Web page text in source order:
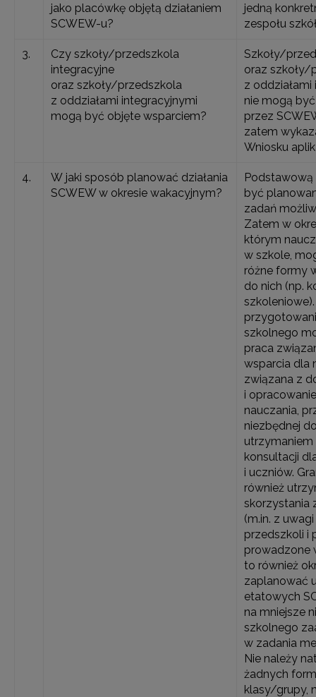
jako placówkę objętą działaniem
SCWEW-u?
jedną
zespołu
3.
Czy szkoły/przedszkola
integracyjne
oraz szkoły/przedszkola
z oddziałami integracyjnymi
mogą być objęte wsparciem?
Szkoły/
oraz szkoły/
z
nie mogą
przez
zatem
Wniosku
4.
W jaki sposób planować działania
SCWEW w okresie wakacyjnym?
być
zadań
Zatem w
którym
w szkole,
różne formy
do nich (np.
szkolnego
praca
wsparcia dla
związana z
i
nauczania,
niezbędnej
konsultacji
i uczniów.
również
skorzystania
(m.in. z
przedszkoli i
prowadzone
to również
zaplanować
etatowych
na mniejsze
szkolnego
w zadania
Nie należy
żadnych
klasy/grupy,